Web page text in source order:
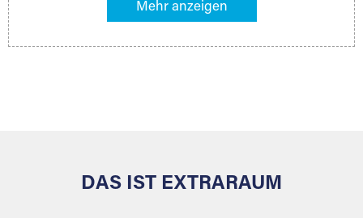
gehören z. B. Verpackungsservice, Lieferung von
Ihr Lagergut wird bei Ihrem Extraraum Partner
DAS IST EXTRARAUM